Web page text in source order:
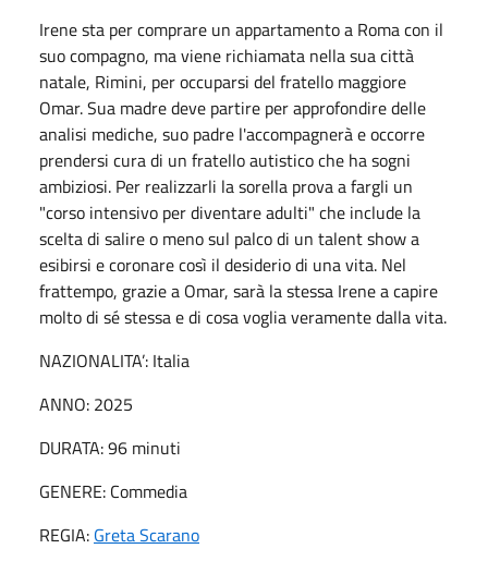
Irene sta per comprare un appartamento a Roma con il
suo compagno, ma viene richiamata nella sua città
natale, Rimini, per occuparsi del fratello maggiore
Omar. Sua madre deve partire per approfondire delle
analisi mediche, suo padre l'accompagnerà e occorre
prendersi cura di un fratello autistico che ha sogni
ambiziosi. Per realizzarli la sorella prova a fargli un
"corso intensivo per diventare adulti" che include la
scelta di salire o meno sul palco di un talent show a
esibirsi e coronare così il desiderio di una vita. Nel
frattempo, grazie a Omar, sarà la stessa Irene a capire
molto di sé stessa e di cosa voglia veramente dalla vita.
NAZIONALITA’: Italia
ANNO: 2025
DURATA: 96 minuti
GENERE: Commedia
REGIA: Greta Scarano